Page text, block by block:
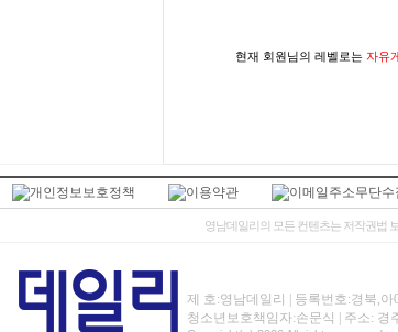
현재 회원님의 레벨로는 자유
영남데일리의 모든 컨텐츠는 저작권법
제 호:영남데일리 | 등록번호:경북,아
청소년보호책임자:손문식 | 주소: 경